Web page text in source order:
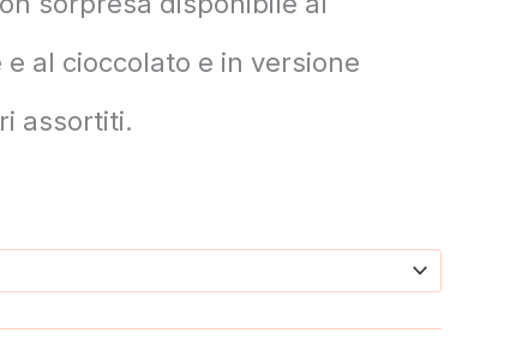
al cioccolato e in versione
assortiti.